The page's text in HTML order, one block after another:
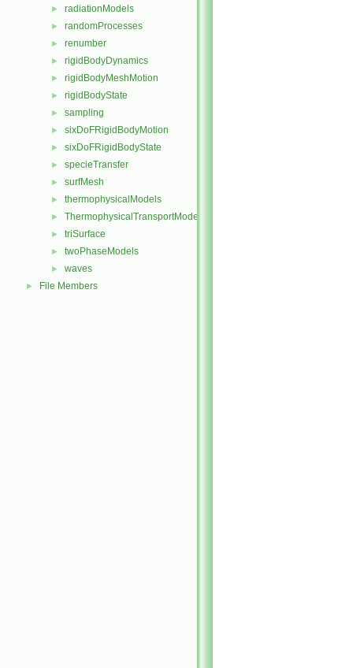
► radiationModels
► randomProcesses
► renumber
► rigidBodyDynamics
► rigidBodyMeshMotion
► rigidBodyState
► sampling
► sixDoFRigidBodyMotion
► sixDoFRigidBodyState
► specieTransfer
► surfMesh
► thermophysicalModels
► ThermophysicalTransportModels
► triSurface
► twoPhaseModels
► waves
► File Members